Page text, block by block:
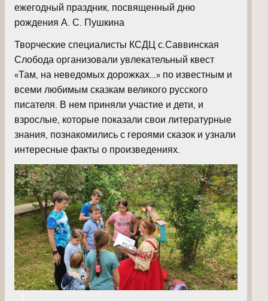
ежегодный праздник, посвященный дню
рождения А. С. Пушкина
Творческие специалисты КСДЦ с.Саввинская
Слобода организовали увлекательный квест
«Там, на неведомых дорожках…» по известным и
всеми любимым сказкам великого русского
писателя. В нем приняли участие и дети, и
взрослые, которые показали свои литературные
знания, познакомились с героями сказок и узнали
интересные факты о произведениях.